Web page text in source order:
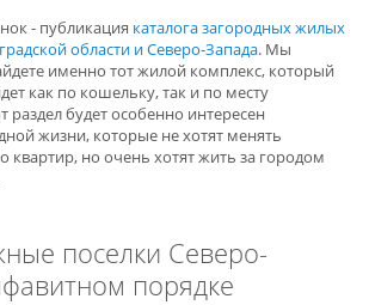
- публикация каталога загородных жилых
области и Северо-Запада. Мы
именно тот жилой комплекс, который
как по кошельку, так и по месту
раздел будет особенно интересен
жизни, которые не хотят менять
квартир, но очень хотят жить за городом
поселки Северо-
порядке